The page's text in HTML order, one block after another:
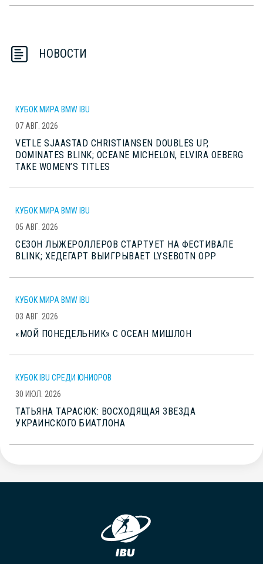
НОВОСТИ
КУБОК МИРА BMW IBU
07 АВГ. 2026
VETLE SJAASTAD CHRISTIANSEN DOUBLES UP,
DOMINATES BLINK; OCEANE MICHELON, ELVIRA OEBERG
TAKE WOMEN’S TITLES
КУБОК МИРА BMW IBU
05 АВГ. 2026
СЕЗОН ЛЫЖЕРОЛЛЕРОВ СТАРТУЕТ НА ФЕСТИВАЛЕ
BLINK; ХЕДЕГАРТ ВЫИГРЫВАЕТ LYSEBOTN OPP
КУБОК МИРА BMW IBU
03 АВГ. 2026
«МОЙ ПОНЕДЕЛЬНИК» С ОСЕАН МИШЛОН
КУБОК IBU СРЕДИ ЮНИОРОВ
30 ИЮЛ. 2026
ТАТЬЯНА ТАРАСЮК: ВОСХОДЯЩАЯ ЗВЕЗДА
УКРАИНСКОГО БИАТЛОНА